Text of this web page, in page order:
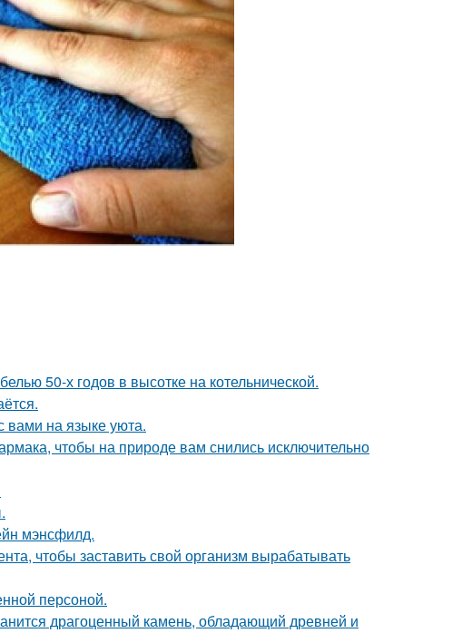
50-х годов в высотке на котельнической.
вами на языке уюта.
чтобы на природе вам снились исключительно
мэнсфилд.
чтобы заставить свой организм вырабатывать
персоной.
драгоценный камень, обладающий древней и